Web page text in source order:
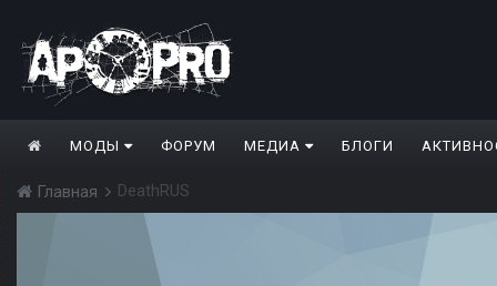
МОДЫ ФОРУМ МЕДИА БЛОГИ
Главная DeathRUS